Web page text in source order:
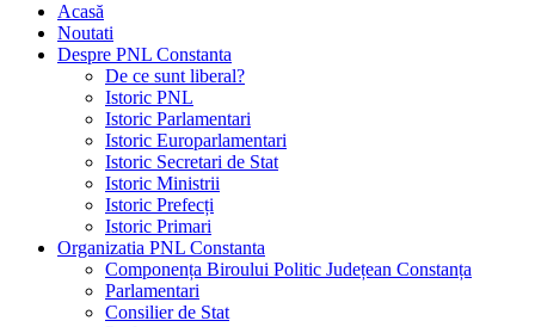
Acasă
Noutati
Despre PNL Constanta
De ce sunt liberal?
Istoric PNL
Istoric Parlamentari
Istoric Europarlamentari
Istoric Secretari de Stat
Istoric Ministrii
Istoric Prefecți
Istoric Primari
Organizatia PNL Constanta
Componența Biroului Politic Județean Constanța
Parlamentari
Consilier de Stat